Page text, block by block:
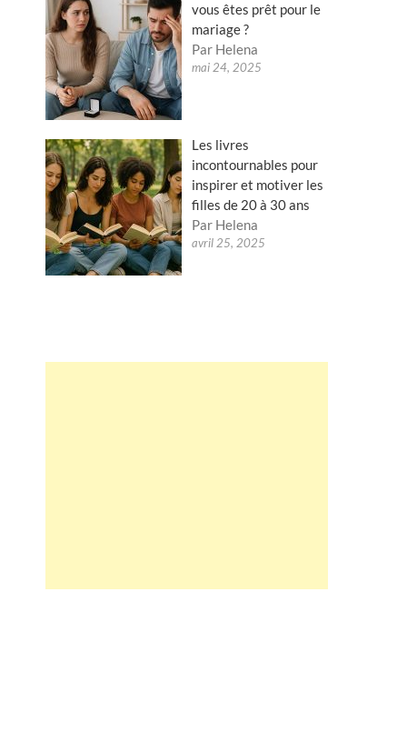
vous êtes prêt pour le
mariage ?
Par Helena
mai 24, 2025
Les livres
incontournables pour
inspirer et motiver les
filles de 20 à 30 ans
Par Helena
avril 25, 2025